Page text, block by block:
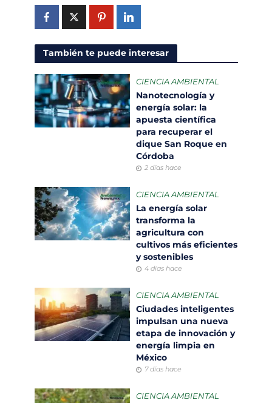
También te puede interesar
CIENCIA AMBIENTAL
Nanotecnología y
energía solar: la
apuesta científica
para recuperar el
dique San Roque en
Córdoba
2 días hace
CIENCIA AMBIENTAL
La energía solar
transforma la
agricultura con
cultivos más eficientes
y sostenibles
4 días hace
CIENCIA AMBIENTAL
Ciudades inteligentes
impulsan una nueva
etapa de innovación y
energía limpia en
México
7 días hace
CIENCIA AMBIENTAL